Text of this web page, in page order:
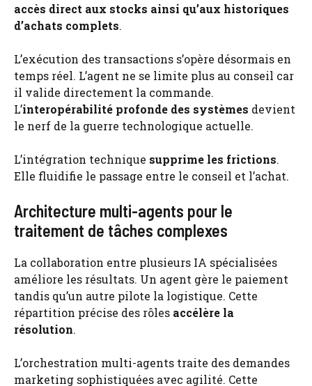
accès direct aux stocks ainsi qu’aux historiques
d’achats complets.
L’exécution des transactions s’opère désormais en
temps réel. L’agent ne se limite plus au conseil car
il valide directement la commande.
L’interopérabilité profonde des systèmes devient
le nerf de la guerre technologique actuelle.
L’intégration technique supprime les frictions.
Elle fluidifie le passage entre le conseil et l’achat.
Architecture multi-agents pour le
traitement de tâches complexes
La collaboration entre plusieurs IA spécialisées
améliore les résultats. Un agent gère le paiement
tandis qu’un autre pilote la logistique. Cette
répartition précise des rôles accélère la
résolution.
L’orchestration multi-agents traite des demandes
marketing sophistiquées avec agilité. Cette